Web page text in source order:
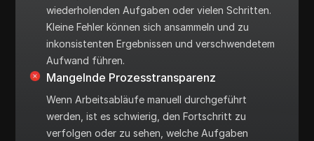
wiederholenden Aufgaben oder vielen Schritten.
Kleine Fehler können sich ansammeln und zu
inkonsistenten Ergebnissen und verschwendetem
Aufwand führen.
Mangelnde Prozesstransparenz
Wenn Arbeitsabläufe manuell durchgeführt
werden, ist es schwierig, den Fortschritt zu
verfolgen oder zu sehen, welche Aufgaben